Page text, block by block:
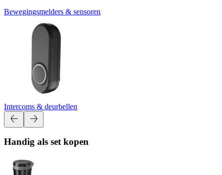
Bewegingsmelders & sensoren
Intercoms & deurbellen
Handig als set kopen